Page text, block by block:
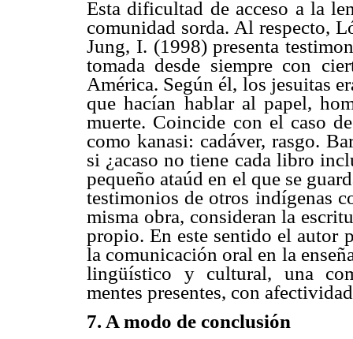
Esta dificultad de acceso a la
comunidad sorda. Al respecto,
Jung, I. (1998) presenta
tomada desde siempre con
América. Según él, los jesuitas
que hacían hablar al papel,
muerte. Coincide con el caso
como kanasi: cadáver, rasgo.
si ¿acaso no tiene cada libro
pequeño ataúd en el que se
testimonios de otros indígenas
misma obra, consideran la
propio. En este sentido el autor
la comunicación oral en la
lingüístico y cultural, una
mentes presentes, con
7. A modo de conclusión